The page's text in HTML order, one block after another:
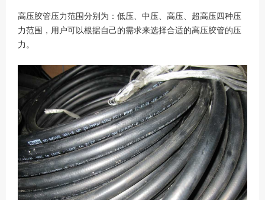
高压胶管压力范围分别为：低压、中压、高压、超高压四种压
力范围，用户可以根据自己的需求来选择合适的高压胶管的压
力。